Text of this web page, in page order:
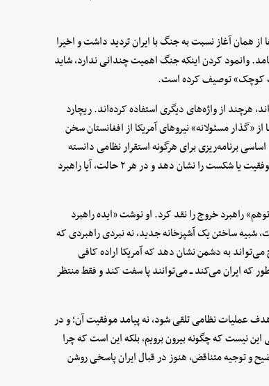
همان آغاز نسبت به جنگ با ایران تردید داشت و اخیرا
وانمود کردن اینکه جنگ اهمیت چندانی ندارد، شاید
کوچک» توصیف کرده است.
هرچند از واژه‌های دیگری استفاده کرده‌اند. ریچارد
«گذار مسئولانه» نیروهای آمریکا از افغانستان سخن
۱۹۹۴ «راهبرد خروج» را جزء اساسی برنامه‌ریزی برای هرگونه استقرار نظامی دانسته
بود. آن متن می‌پرسید «آیا جدول زمانی و نقاط عطفی داریم که میزان موفقیت یا شکست را نشان دهد و در هر ۲ حالت، آیا راهبرد
رز «توهم» راهبرد خروج را نقد کرد. او نوشت «ایده راهبرد
ساختن یک آشپزخانه جدید، نه نبردی راهبردی که
به دشمن نشان دهد که آمریکا اراده کافی
که ایران می‌کند ــ می‌توانند پا سفت کند و فقط منتظر
عملیات نظامی تلقی شود، نه پیامد موفقیت آن؛ و در
نیست که چگونه بیرون برویم، بلکه این است که چرا
و توجیه متناقض، هنوز در قبال ایران پاسخی روشن